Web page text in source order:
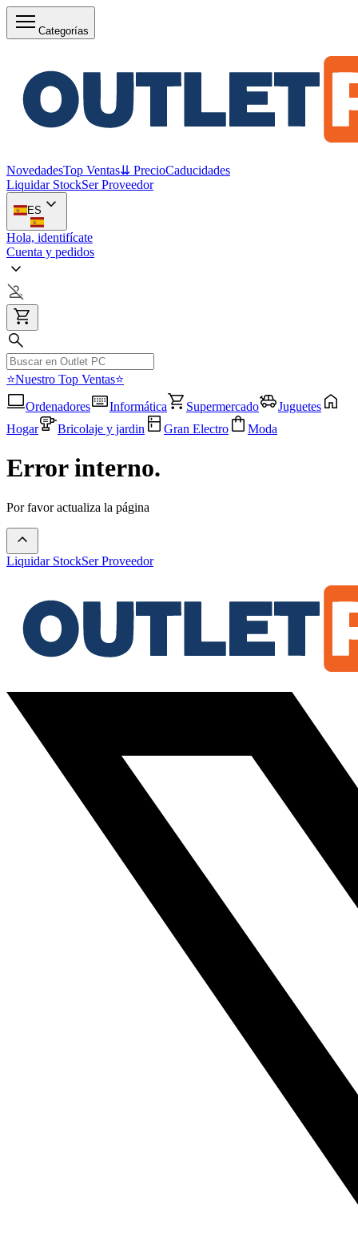
Categorías
NovedadesTop Ventas⇊ PrecioCaducidades
Liquidar StockSer Proveedor
ES
Hola, identifícate
Cuenta y pedidos
⭐Nuestro Top Ventas⭐
Ordenadores
Informática Supermercado
Juguetes
Hogar
Bricolaje y jardin Gran Electro Moda
Error interno.
Por favor actualiza la página
Liquidar StockSer Proveedor